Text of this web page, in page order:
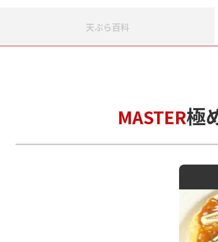
天ぷら百科
MASTER極